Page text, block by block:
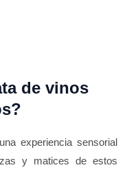
de vinos
experiencia sensorial
y matices de estos